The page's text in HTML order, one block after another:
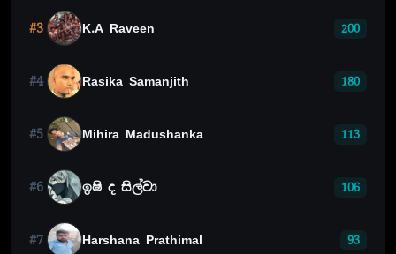
#3 K.A Raveen 200
#4 Rasika Samanjith 180
#5 Mihira Madushanka 113
#6 ඉෂි ද සිල්වා 106
#7 Harshana Prathimal 93